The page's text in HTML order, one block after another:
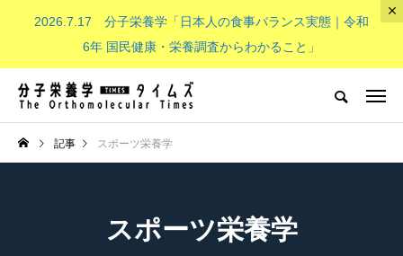
The Orthomolecular Times
分子栄養学とは 子供（成長期）
NEW POST
2026.7.17 分子栄養学「日本人の食事バランス実態｜令和
6年 国民健康・栄養調査からわかること」
記事 スポーツ栄養学
スポーツ栄養学